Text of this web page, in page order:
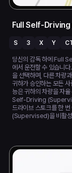
Full Self-
S 3 X Y
당신의 감독 하에 Full
에서 운전할 수 있습니
을 선택하며, 다른 차량
귀하가 승인하는 모든
능은 귀하의 차량을 자
Self-Driving
드라이브 스토크를 한
(Supervised)을 비활성